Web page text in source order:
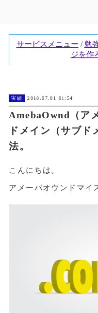
実績 2018.07.01 01:54
AmebaOwnd（ア
ドメイン（サブド
法。
こんにちは。
アメーバオウンドマイ